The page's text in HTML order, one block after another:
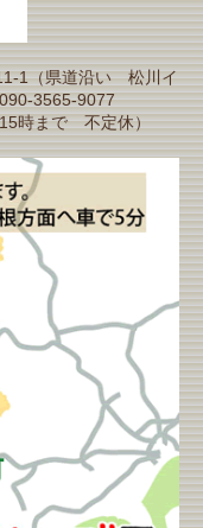
1（県道沿い 松川イ
3565-9077
時まで 不定休）